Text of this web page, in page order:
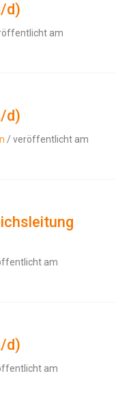
d)
am
d)
/ veröffentlicht am
am
d)
am